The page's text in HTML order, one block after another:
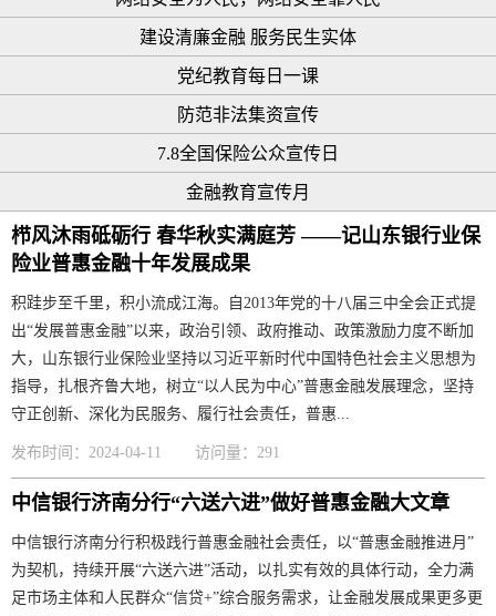
建设清廉金融 服务民生实体
党纪教育每日一课
防范非法集资宣传
7.8全国保险公众宣传日
金融教育宣传月
栉风沐雨砥砺行 春华秋实满庭芳 ——记山东银行业保
险业普惠金融十年发展成果
积跬步至千里，积小流成江海。自2013年党的十八届三中全会正式提
出“发展普惠金融”以来，政治引领、政府推动、政策激励力度不断加
大，山东银行业保险业坚持以习近平新时代中国特色社会主义思想为
指导，扎根齐鲁大地，树立“以人民为中心”普惠金融发展理念，坚持
守正创新、深化为民服务、履行社会责任，普惠...
发布时间：2024-04-11 访问量：291
中信银行济南分行“六送六进”做好普惠金融大文章
中信银行济南分行积极践行普惠金融社会责任，以“普惠金融推进月”
为契机，持续开展“六送六进”活动，以扎实有效的具体行动，全力满
足市场主体和人民群众“信贷+”综合服务需求，让金融发展成果更多更